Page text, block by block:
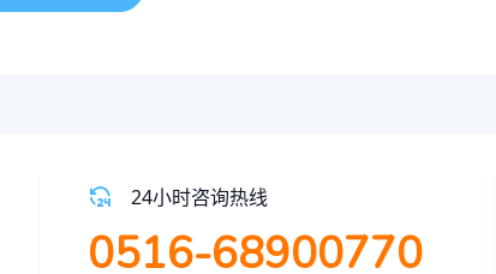
24小时咨询热线
0516-68900770